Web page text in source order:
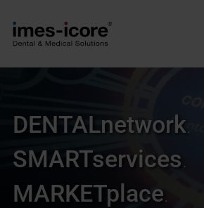
DENTALnetwork.
SMARTservices.
MARKETplace.